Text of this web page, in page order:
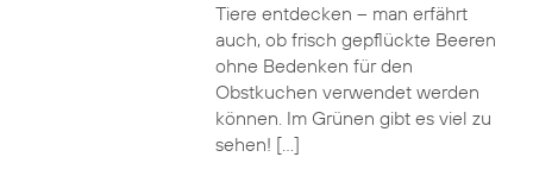
Tiere entdecken – man erfährt
auch, ob frisch gepflückte Beeren
ohne Bedenken für den
Obstkuchen verwendet werden
können. Im Grünen gibt es viel zu
sehen! […]